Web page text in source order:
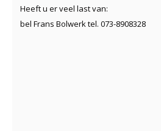
Heeft u er veel last van:
bel Frans Bolwerk tel. 073-8908328